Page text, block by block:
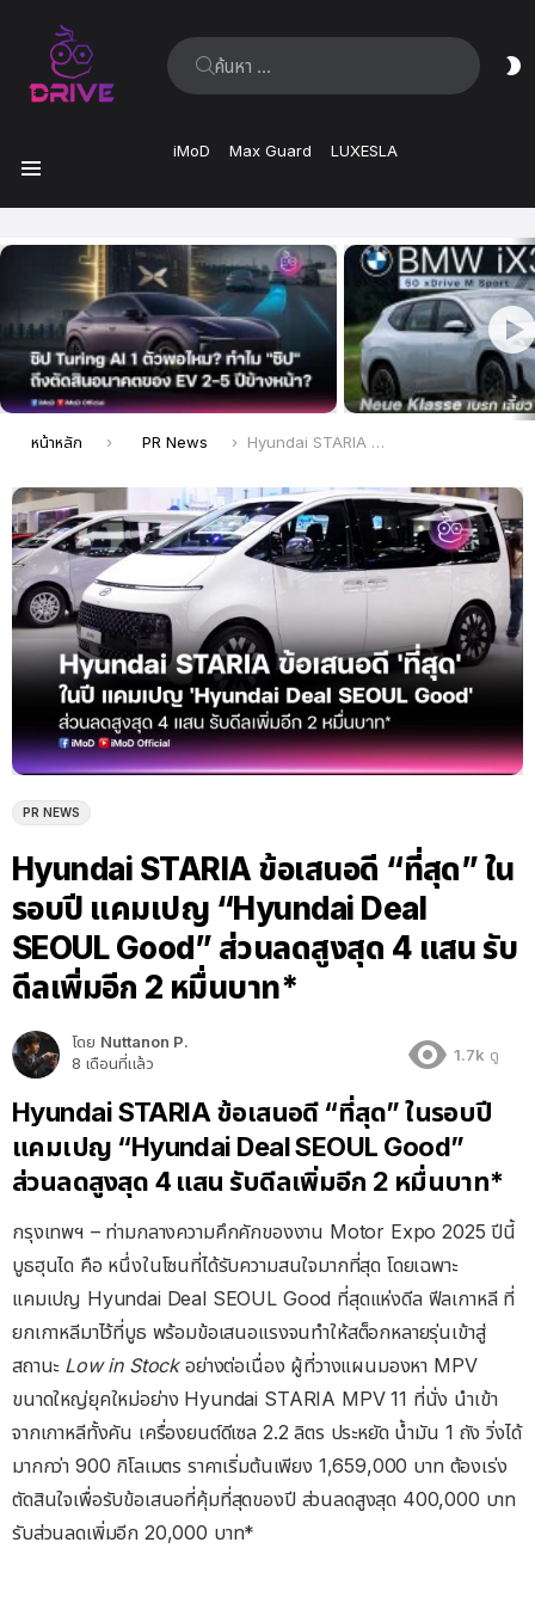
ค้นหา:
iMoD Max Guard LUXESLA
ล่าสุด
คุณอยู่ที่นี่:
หน้าหลัก PR News Hyundai STARIA ข้อเสนอดี “ที่สุด” ในรอบปี แคมเปญ “Hyundai Deal SEOUL Good” ส่วนลดสูงสุด 4 แสน รับดีลเพิ่มอีก 2 หมื่นบาท*
PR NEWS
Hyundai STARIA ข้อเสนอดี “ที่สุด” ใน
รอบปี แคมเปญ “Hyundai Deal
SEOUL Good” ส่วนลดสูงสุด 4 แสน รับ
ดีลเพิ่มอีก 2 หมื่นบาท*
โดย Nuttanon P.
8 เดือนที่แล้ว
1.7k ดู
Hyundai STARIA ข้อเสนอดี“ที่สุด”ในรอบปี
แคมเปญ “Hyundai Deal SEOUL Good”
ส่วนลดสูงสุด 4 แสน รับดีลเพิ่มอีก 2 หมื่นบาท*
กรุงเทพฯ – ท่ามกลางความคึกคักของงาน Motor Expo 2025ปีนี้
บูธฮุนได คือ หนึ่งในโซนที่ได้รับความสนใจมากที่สุด โดยเฉพาะ
แคมเปญ Hyundai Deal SEOUL Good ที่สุดแห่งดีล ฟีลเกาหลี ที่
ยกเกาหลีมาไว้ที่บูธ พร้อมข้อเสนอแรงจนทำให้สต็อกหลายรุ่นเข้าสู่
สถานะ Low in Stock อย่างต่อเนื่อง ผู้ที่วางแผนมองหา MPV
ขนาดใหญ่ยุคใหม่อย่าง Hyundai STARIA MPV 11 ที่นั่ง นำเข้า
จากเกาหลีทั้งคัน เครื่องยนต์ดีเซล 2.2ลิตร ประหยัด น้ำมัน 1 ถัง วิ่งได้
มากกว่า 900 กิโลเมตร ราคาเริ่มต้นเพียง 1,659,000 บาท ต้องเร่ง
ตัดสินใจเพื่อรับข้อเสนอที่คุ้มที่สุดของปี ส่วนลดสูงสุด 400,000 บาท
รับส่วนลดเพิ่มอีก 20,000 บาท*